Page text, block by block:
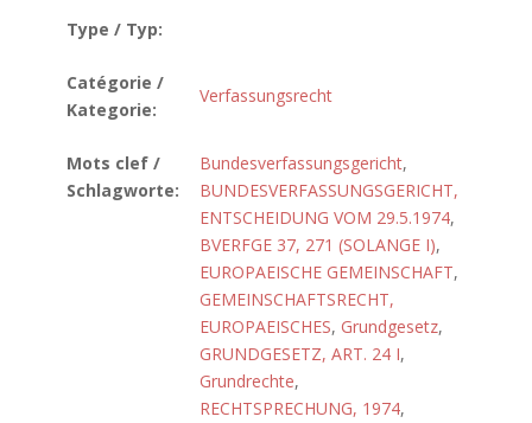
Type / Typ:
Catégorie /
Kategorie:
Verfassungsrecht
Mots clef /
Schlagworte:
Bundesverfassungsgericht,
BUNDESVERFASSUNGSGERICHT,
ENTSCHEIDUNG VOM 29.5.1974,
BVERFGE 37, 271 (SOLANGE I),
EUROPAEISCHE GEMEINSCHAFT,
GEMEINSCHAFTSRECHT,
EUROPAEISCHES, Grundgesetz,
GRUNDGESETZ, ART. 24 I,
Grundrechte,
RECHTSPRECHUNG, 1974,